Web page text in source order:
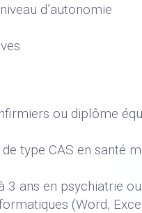
d’autonomie
ou diplôme
type CAS en santé
3 ans en psychiatrie
(Word,